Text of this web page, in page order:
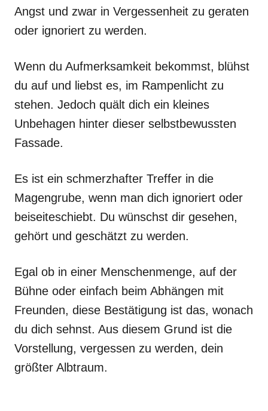
Angst und zwar in Vergessenheit zu geraten
oder ignoriert zu werden.
Wenn du Aufmerksamkeit bekommst, blühst
du auf und liebst es, im Rampenlicht zu
stehen. Jedoch quält dich ein kleines
Unbehagen hinter dieser selbstbewussten
Fassade.
Es ist ein schmerzhafter Treffer in die
Magengrube, wenn man dich ignoriert oder
beiseiteschiebt. Du wünschst dir gesehen,
gehört und geschätzt zu werden.
Egal ob in einer Menschenmenge, auf der
Bühne oder einfach beim Abhängen mit
Freunden, diese Bestätigung ist das, wonach
du dich sehnst. Aus diesem Grund ist die
Vorstellung, vergessen zu werden, dein
größter Albtraum.